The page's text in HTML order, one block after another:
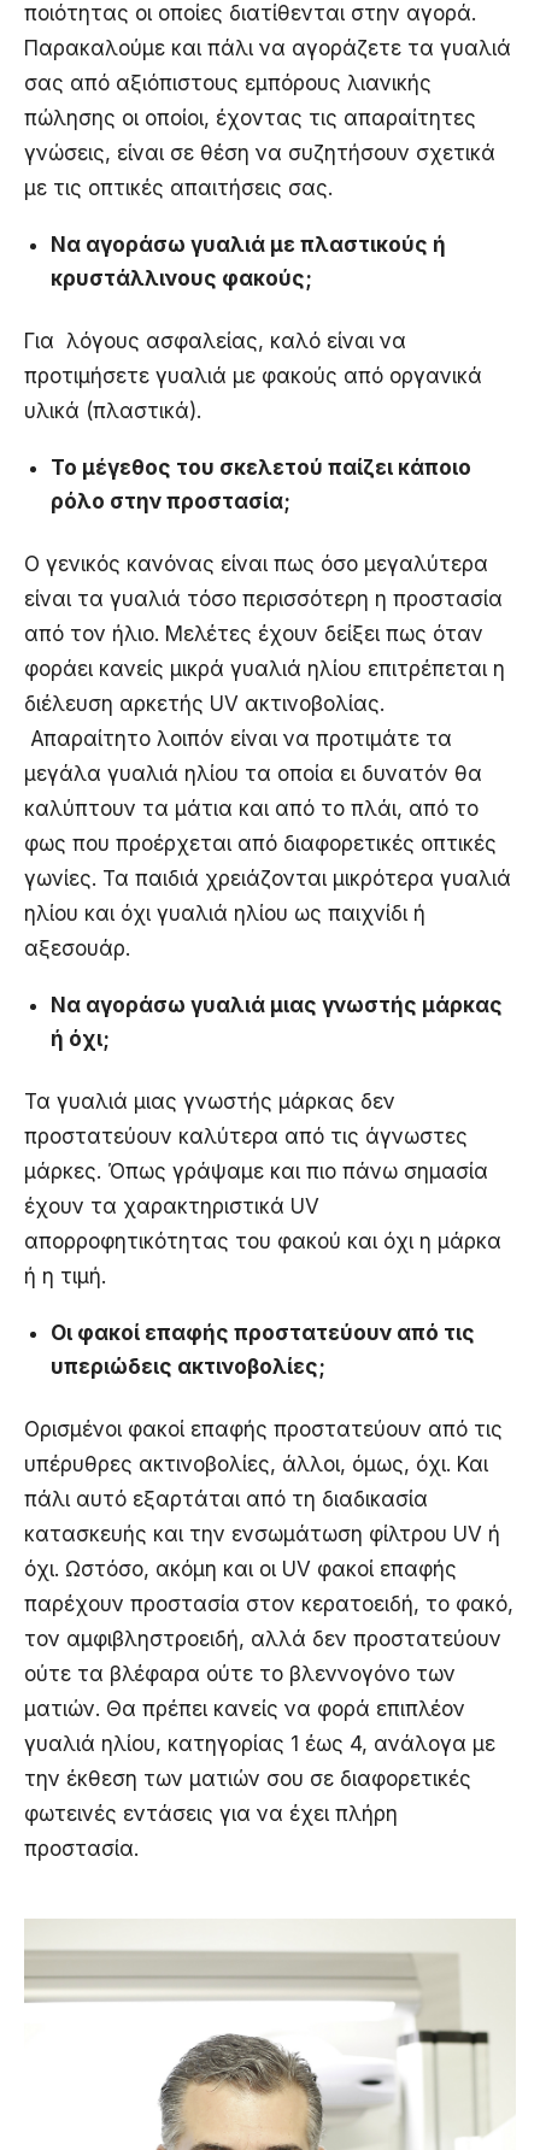
ποιότητας οι οποίες διατίθενται στην αγορά.
Παρακαλούμε και πάλι να αγοράζετε τα γυαλιά
σας από αξιόπιστους εμπόρους λιανικής
πώλησης οι οποίοι, έχοντας τις απαραίτητες
γνώσεις, είναι σε θέση να συζητήσουν σχετικά
με τις οπτικές απαιτήσεις σας.
Να αγοράσω γυαλιά με πλαστικούς ή
κρυστάλλινους φακούς;
Για λόγους ασφαλείας, καλό είναι να
προτιμήσετε γυαλιά με φακούς από οργανικά
υλικά (πλαστικά).
Το μέγεθος του σκελετού παίζει κάποιο
ρόλο στην προστασία;
Ο γενικός κανόνας είναι πως όσο μεγαλύτερα
είναι τα γυαλιά τόσο περισσότερη η προστασία
από τον ήλιο. Μελέτες έχουν δείξει πως όταν
φοράει κανείς μικρά γυαλιά ηλίου επιτρέπεται η
διέλευση αρκετής UV ακτινοβολίας.
Απαραίτητο λοιπόν είναι να προτιμάτε τα
μεγάλα γυαλιά ηλίου τα οποία ει δυνατόν θα
καλύπτουν τα μάτια και από το πλάι, από το
φως που προέρχεται από διαφορετικές οπτικές
γωνίες. Τα παιδιά χρειάζονται μικρότερα γυαλιά
ηλίου και όχι γυαλιά ηλίου ως παιχνίδι ή
αξεσουάρ.
Να αγοράσω γυαλιά μιας γνωστής μάρκας
ή όχι;
Τα γυαλιά μιας γνωστής μάρκας δεν
προστατεύουν καλύτερα από τις άγνωστες
μάρκες. Όπως γράψαμε και πιο πάνω σημασία
έχουν τα χαρακτηριστικά UV
απορροφητικότητας του φακού και όχι η μάρκα
ή η τιμή.
Οι φακοί επαφής προστατεύουν από τις
υπεριώδεις ακτινοβολίες;
Ορισμένοι φακοί επαφής προστατεύουν από τις
υπέρυθρες ακτινοβολίες, άλλοι, όμως, όχι. Και
πάλι αυτό εξαρτάται από τη διαδικασία
κατασκευής και την ενσωμάτωση φίλτρου UV ή
όχι. Ωστόσο, ακόμη και οι UV φακοί επαφής
παρέχουν προστασία στον κερατοειδή, το φακό,
τον αμφιβληστροειδή, αλλά δεν προστατεύουν
ούτε τα βλέφαρα ούτε το βλεννογόνο των
ματιών. Θα πρέπει κανείς να φορά επιπλέον
γυαλιά ηλίου, κατηγορίας 1 έως 4, ανάλογα με
την έκθεση των ματιών σου σε διαφορετικές
φωτεινές εντάσεις για να έχει πλήρη
προστασία.